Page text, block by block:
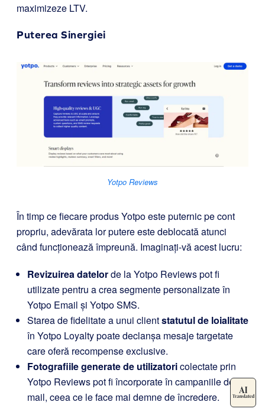
maximizeze LTV.
Puterea Sinergiei
Yotpo Reviews
În timp ce fiecare produs Yotpo este puternic pe cont
propriu, adevărata lor putere este deblocată atunci
când funcționează împreună. Imaginați-vă acest lucru:
Revizuirea datelorde laYotpo Reviewspot fi
utilizate pentru a crea segmente personalizate în
Yotpo Email și Yotpo SMS.
Starea de fidelitate a unui clientstatutul de loialitate
în Yotpo Loyalty poate declanșa mesaje targetate
care oferă recompense exclusive.
Fotografiile generate de utilizatoricolectate prin
Yotpo Reviews pot fi încorporate în campaniile de e-
mail, ceea ce le face mai demne de încredere.